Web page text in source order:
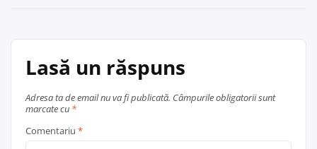
Lasă un răspuns
Adresa ta de email nu va fi publicată. Câmpurile obligatorii sunt
marcate cu *
Comentariu *